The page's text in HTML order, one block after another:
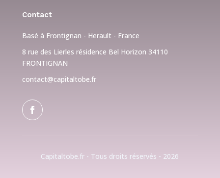
Contact
Basé à Frontignan - Herault - France
8 rue des Lierles résidence Bel Horizon 34110
FRONTIGNAN
contact@capitaltobe.fr
Capitaltobe.fr - Tous droits réservés - 2026